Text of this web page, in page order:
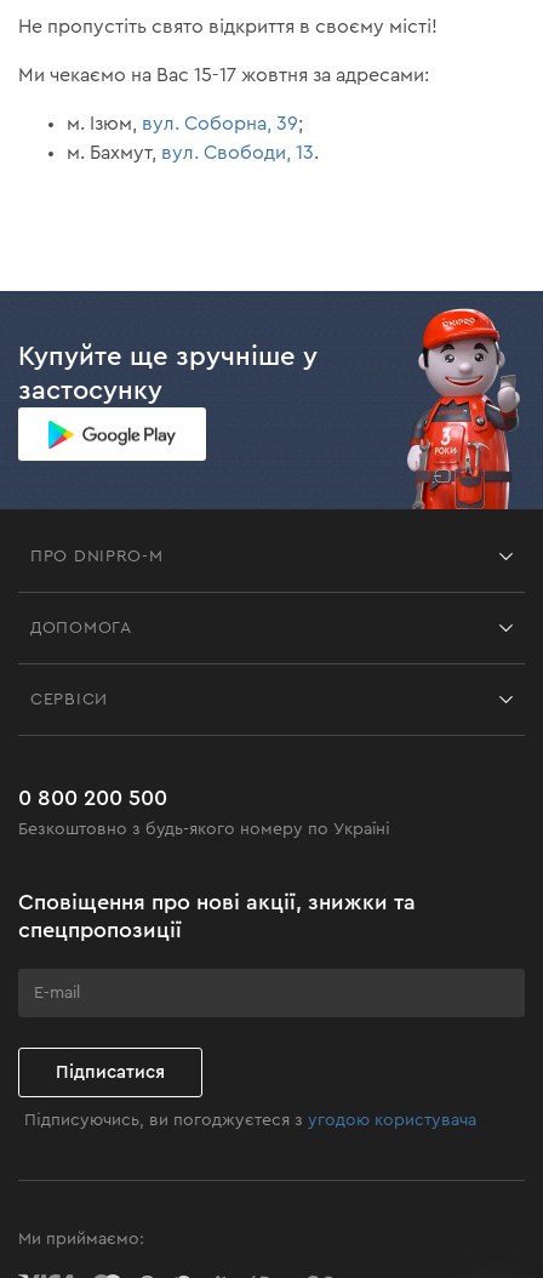
Не пропустіть свято відкриття в своєму місті!
Ми чекаємо на Вас 15-17 жовтня за адресами:
м. Ізюм, вул. Соборна, 39;
м. Бахмут, вул. Свободи, 13.
Купуйте ще зручніше у
застосунку
ПРО DNIPRO-M
Чорна п'ятниця
Клуб майстерності
ДОПОМОГА
Поширені запитання
СЕРВІСИ
0 800 200 500
Безкоштовно з будь-якого номеру по Україні
Сповіщення про нові акції, знижки та
спецпропозиції
Підписатися
Підписуючись, ви погоджуєтеся зугодою користувача
Ми приймаємо: